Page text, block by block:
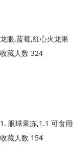
龙眼,蓝莓,红心火龙果
收藏人数 324
收藏人数 154